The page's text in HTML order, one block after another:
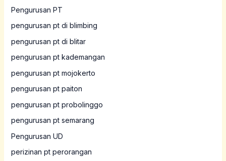
Pengurusan PT
pengurusan pt di blimbing
pengurusan pt di blitar
pengurusan pt kademangan
pengurusan pt mojokerto
pengurusan pt paiton
pengurusan pt probolinggo
pengurusan pt semarang
Pengurusan UD
perizinan pt perorangan